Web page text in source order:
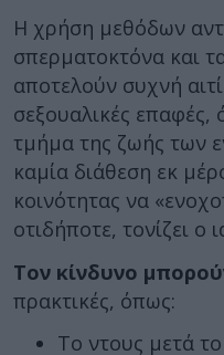
Η χρήση μεθόδων
σπερματοκτόνα και
αποτελούν συχνή
σεξουαλικές
τμήμα της ζωής των
καμία διάθεση εκ
κοινότητας να
οτιδήποτε, τονίζει ο
Τον κίνδυνο
πρακτικές, όπως:
Το ντους μετά